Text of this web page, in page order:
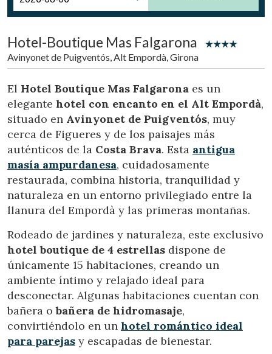
Hotel-Boutique Mas Falgarona
Avinyonet de Puigventós, Alt Empordà, Girona
El Hotel Boutique Mas Falgarona es un
elegante hotel con encanto en el Alt Empordà,
situado en Avinyonet de Puigventós, muy
cerca de Figueres y de los paisajes más
auténticos de la Costa Brava. Esta antigua
masía ampurdanesa, cuidadosamente
restaurada, combina historia, tranquilidad y
naturaleza en un entorno privilegiado entre la
llanura del Empordà y las primeras montañas.
Rodeado de jardines y naturaleza, este exclusivo
hotel boutique de 4 estrellas dispone de
únicamente 15 habitaciones, creando un
ambiente íntimo y relajado ideal para
desconectar. Algunas habitaciones cuentan con
bañera obañera de hidromasaje,
convirtiéndolo en un hotel romántico ideal
para parejas y escapadas de bienestar.
Modificar cookies
Técnicas y funcionales
Este sitio web utiliza Cookies propias para recopilar
información con la finalidad de mejorar nuestros servicios.
Si continua navegando, supone la aceptación de la